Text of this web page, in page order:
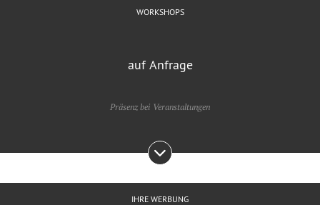
WORKSHOPS
auf Anfrage
Präsenz bei Veranstaltungen
IHRE WERBUNG